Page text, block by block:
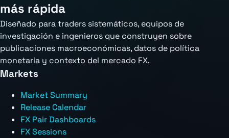
más rápida
Diseñado para traders sistemáticos, equipos de
investigación e ingenieros que construyen sobre
publicaciones macroeconómicas, datos de política
monetaria y contexto del mercado FX.
Markets
Market Summary
Release Calendar
FX Pair Dashboards
FX Sessions